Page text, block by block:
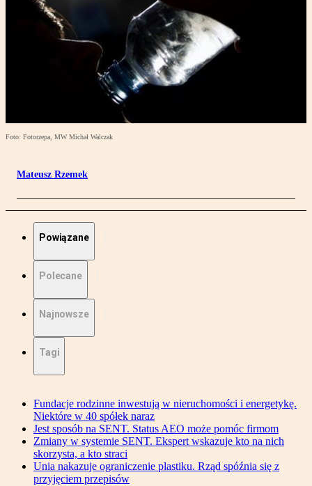
Foto: Fotorzepa, MW Michał Walczak
Mateusz Rzemek
Powiązane
Polecane
Najnowsze
Tagi
Fundacje rodzinne inwestują w nieruchomości i energetykę.
Niektóre w 40 spółek naraz
Jest sposób na SENT. Status AEO może pomóc firmom
Zmiany w systemie SENT. Ekspert wskazuje kto na nich
skorzysta, a kto straci
Unia nakazuje ograniczenie plastiku. Rząd spóźnia się z
przyjęciem przepisów